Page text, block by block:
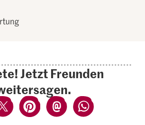
Jetzt Freunden